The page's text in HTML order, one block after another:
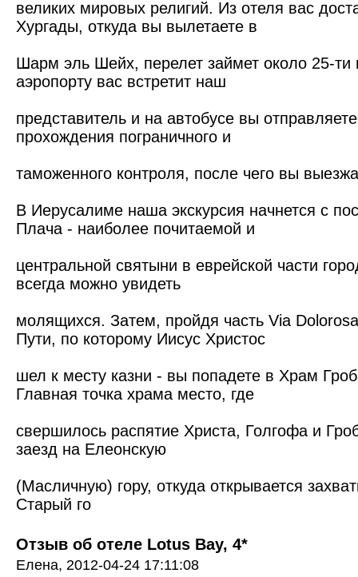
великих мировых религий. Из отеля вас
Хургады, откуда вы вылетаете в
Шарм эль Шейх, перелет займет около 25-ти
аэропорту вас встретит наш
представитель и на автобусе вы
прохождения пограничного и
таможенного контроля, после чего вы
В Иерусалиме наша экскурсия начнется с
Плача - наиболее почитаемой и
центральной святыни в еврейской части
всегда можно увидеть
молящихся. Затем, пройдя часть Via
Пути, по которому Иисус Христос
шел к месту казни - вы попадете в Храм
Главная точка храма место, где
свершилось распятие Христа, Голгофа и
заезд на Елеонскую
(Масличную) гору, откуда открывается
Старый го
Отзыв об отеле Lotus Bay, 4*
Елена, 2012-04-24 17:11:08